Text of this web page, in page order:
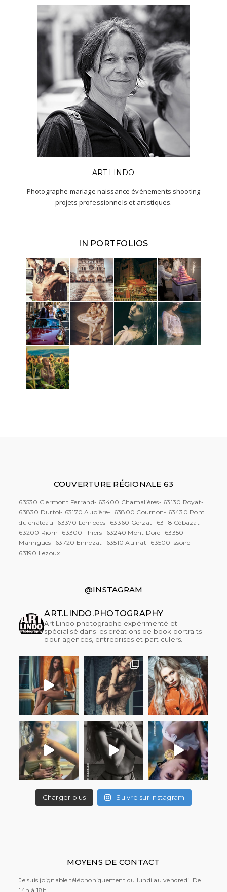
ART LINDO
Photographe mariage naissance évènements shooting
projets professionnels et artistiques.
IN PORTFOLIOS
COUVERTURE RÉGIONALE 63
63530 Clermont Ferrand- 63400 Chamalières- 63130 Royat-
63830 Durtol- 63170 Aubière- 63800 Cournon- 63430 Pont
du château- 63370 Lempdes- 63360 Gerzat- 63118 Cébazat-
63200 Riom- 63300 Thiers- 63240 Mont Dore- 63350
Maringues- 63720 Ennezat- 63510 Aulnat- 63500 Issoire-
63190 Lezoux
@INSTAGRAM
ART.LINDO.PHOTOGRAPHY
Art Lindo photographe expérimenté et
spécialisé dans les créations de book portraits
pour agences, entreprises et particulers.
Charger plus Suivre sur Instagram
MOYENS DE CONTACT
Je suis joignable téléphoniquement du lundi au vendredi. De
14h à 18h .